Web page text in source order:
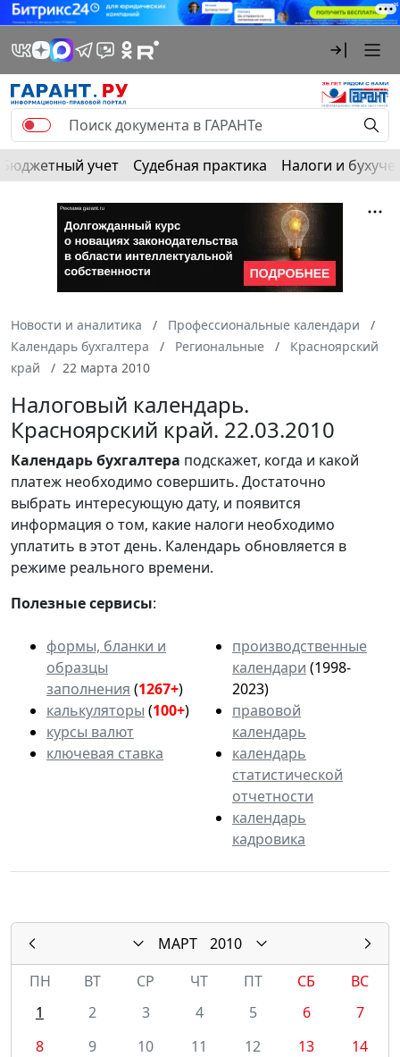
Бюджетный учет Судебная практика Налоги и
Новости и аналитика
Профессиональные календари
Календарь бухгалтера
Региональные
Красноярский
край
22 марта 2010
Налоговый календарь.
Красноярский край. 22.03.2010
Календарьбухгалтера подскажет, когда и какой
платеж необходимо совершить. Достаточно
выбрать интересующую дату, и появится
информация о том, какие налоги необходимо
уплатить в этот день. Календарь обновляется в
режиме реального времени.
Полезные сервисы:
формы, бланки и
образцы
заполнения (1267+)
калькуляторы (100+)
курсы валют
ключевая ставка
производственные
календари (1998-
2023)
правовой
календарь
календарь
статистической
отчетности
календарь
кадровика
МАРТ
2010
ПН
ВТ СР ЧТ ПТ СБ
ВС
1
2 3 4 5 6
7
8
9 10 11 12 13
14